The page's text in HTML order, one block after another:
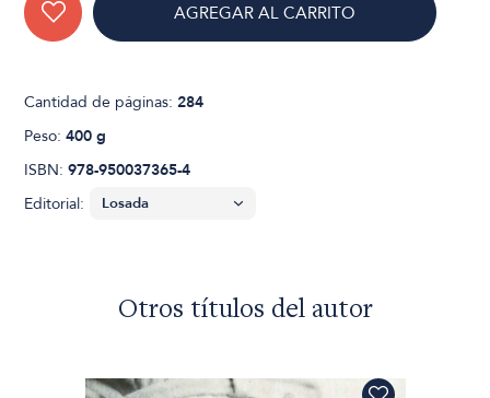
AGREGAR AL CARRITO
Cantidad de páginas:284
Peso:400 g
ISBN:978-950037365-4
Editorial:
Otros títulos del autor